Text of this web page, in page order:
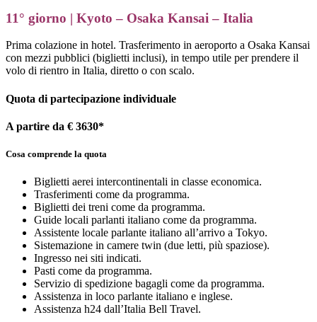
11° giorno | Kyoto – Osaka Kansai – Italia
Prima colazione in hotel. Trasferimento in aeroporto a Osaka Kansai
con mezzi pubblici (biglietti inclusi), in tempo utile per prendere il
volo di rientro in Italia, diretto o con scalo.
Quota di partecipazione individuale
A partire da € 3630*
Cosa comprende la quota
Biglietti aerei intercontinentali in classe economica.
Trasferimenti come da programma.
Biglietti dei treni come da programma.
Guide locali parlanti italiano come da programma.
Assistente locale parlante italiano all’arrivo a Tokyo.
Sistemazione in camere twin (due letti, più spaziose).
Ingresso nei siti indicati.
Pasti come da programma.
Servizio di spedizione bagagli come da programma.
Assistenza in loco parlante italiano e inglese.
Assistenza h24 dall’Italia Bell Travel.